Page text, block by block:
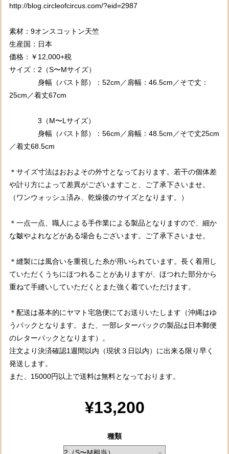
http://blog.circleofcircus.com/?eid=2987
素材：9オンスコットン天竺
生産国：日本
価格：￥12,000+税
サイズ：2（S〜Mサイズ）
身幅（バスト部）：52cm／肩幅：46.5cm／そで丈：
25cm／着丈67cm
3（M〜Lサイズ）
身幅（バスト部）：56cm／肩幅：48.5cm／そで丈25cm
／着丈68.5cm
＊サイズ寸法はおおよその外寸となっております。若干の個体差
や計り方によって差異がございますこと、ご了承下さいませ。
（ワンウォッシュ済み、乾燥後のサイズとなります。）
＊一点一点、職人による手作業による製品となりますので、細か
な皺やよれなどがある場合もございます。ご了承下さいませ。
＊縫製には風合いを重視した糸が用いられています。長く着用し
ていただくうちにほつれることがありますが、ほつれた部分から
重ねて手縫いしていただくとまた強く着ていただけます。
＊配送は基本的にヤマト宅急便にてお送りいたします（沖縄はゆ
うパックとなります。また、一部レターパックの製品は日本郵便
のレターパックとなります）。
注文より決済確認1週間以内（現状３日以内）に出来る限り早く
発送します。
また、15000円以上で送料は無料となっております。
¥13,200
種類